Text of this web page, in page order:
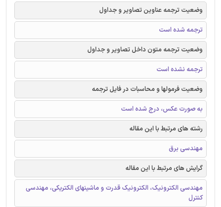
وضعیت ترجمه عناوین تصاویر و جداول
ترجمه شده است
وضعیت ترجمه متون داخل تصاویر و جداول
ترجمه نشده است
وضعیت فرمولها و محاسبات در فایل ترجمه
به صورت عکس، درج شده است
رشته های مرتبط با این مقاله
مهندسی برق
گرایش های مرتبط با این مقاله
مهندسی الکترونیک، الکترونیک قدرت و ماشینهای الکتریکی، مهندسی
کنترل